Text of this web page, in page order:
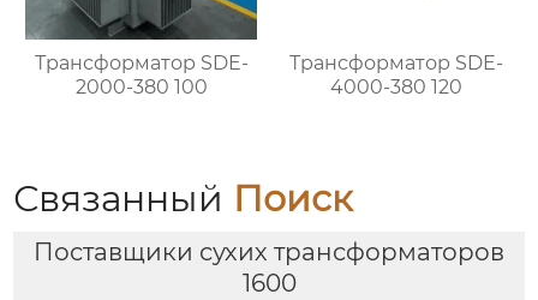
Трансформатор SDE-
2000-380 100
Трансформатор SDE-
4000-380 120
Связанный Поиск
Поставщики сухих трансформаторов
1600